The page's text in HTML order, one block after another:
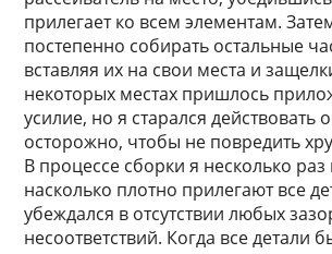
прилегает ко всем элементам.
постепенно собирать остальные
вставляя их на свои места и
некоторых местах пришлось
усилие, но я старался действовать
осторожно, чтобы не повредить
В процессе сборки я несколько
насколько плотно прилегают все
убеждался в отсутствии любых
несоответствий. Когда все детали